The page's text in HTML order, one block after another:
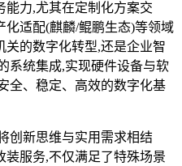
能力,尤其在定制化方案交
适配(麒麟/鲲鹏生态)等领域
关的数字化转型,还是企业智
系统集成,实现硬件设备与软
全、稳定、高效的数字化基
创新思维与实用需求相结
服务,不仅满足了特殊场景